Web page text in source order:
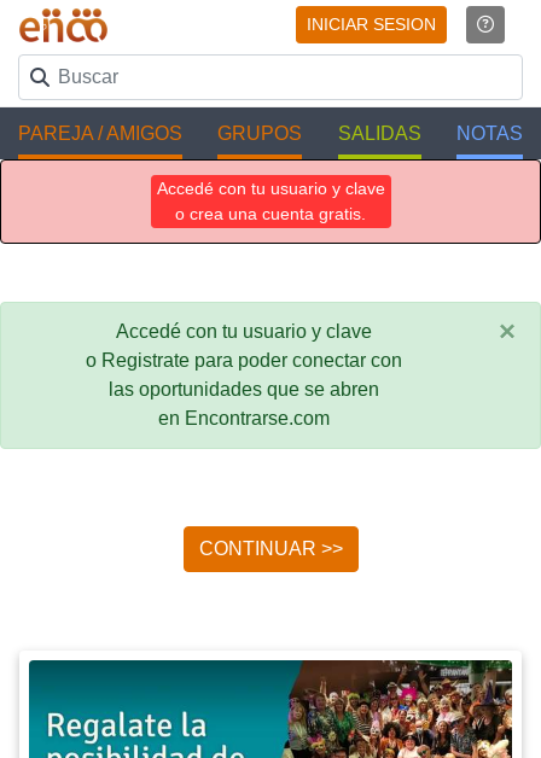
INICIAR SESION
PAREJA / AMIGOS GRUPOS SALIDAS NOTAS
Accedé con tu usuario y clave
o crea una cuenta gratis.
Accedé con tu usuario y clave
o Registrate para poder conectar con
las oportunidades que se abren
en Encontrarse.com
×
CONTINUAR >>